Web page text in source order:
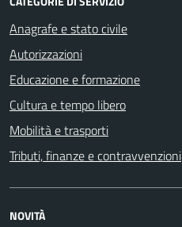
Anagrafe e stato civile
Autorizzazioni
Educazione e formazione
Cultura e tempo libero
Mobilità e trasporti
Tributi, finanze e contravvenzioni
NOVITÀ